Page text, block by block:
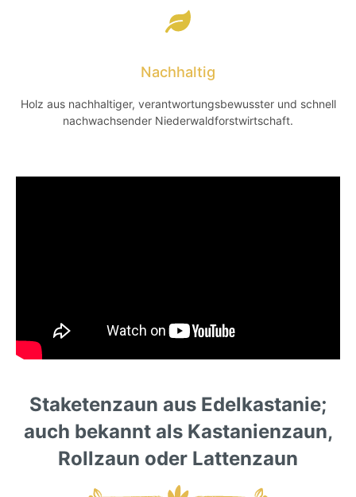
Nachhaltig
Holz aus nachhaltiger, verantwortungsbewusster und schnell
nachwachsender Niederwaldforstwirtschaft.
Staketenzaun aus Edelkastanie;
auch bekannt als Kastanienzaun,
Rollzaun oder Lattenzaun